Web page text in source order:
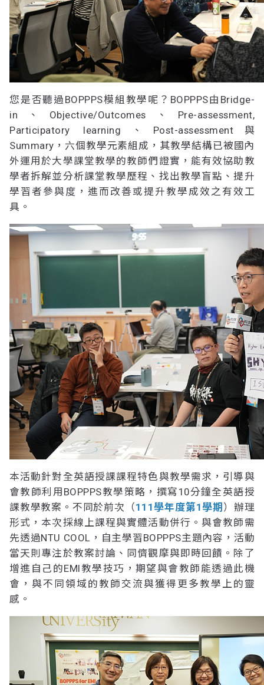
您是否聽過BOPPPS模組教學呢？BOPPPS由Bridge-
in、Objective/Outcomes、Pre-assessment,
Participatory learning、Post-assessment與
Summary，六個教學元素組成，其教學結構已被國內
外運用於大學課堂教學的教師們證實，能有效協助教
學者拆解並分析課堂教學歷程、找出教學盲點、提升
學習者參與度，進而改善或提升教學成效之有效工
具。
本活動針對全英語授課課程特色與教學需求，引導與
會教師利用BOPPPS教學策略，撰寫10分鐘全英語授
課教學教案。不同於前次（111學年度第1學期 ）辦理
形式，本次採線上課程與實體活動併行。與會教師需
先透過NTU COOL，自主學習BOPPPS主題內容，活動
當天則專注於教案討論、同儕觀摩與即時回饋。除了
增進自己的EMI教學技巧，期望與會教師能透過此機
會，與不同領域的教師交流與獲得更多教學上的靈
感。